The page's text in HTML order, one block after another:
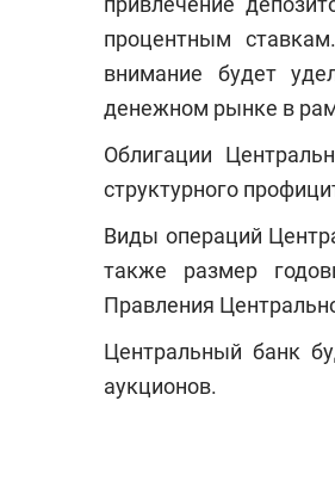
процентным
внимание будет
денежном рынке в
Облигации
структурного
Виды операций
также размер
Правления
Центральный банк
аукционов.